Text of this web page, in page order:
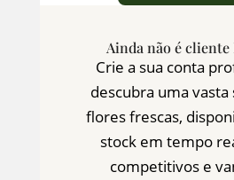
Ainda não é cliente
Crie a sua conta
descubra uma vasta
flores frescas,
stock em tempo
competitivos e